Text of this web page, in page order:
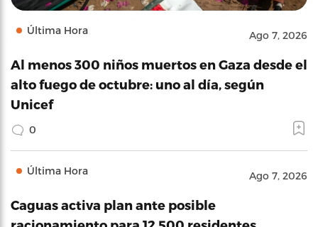
Última Hora Ago 7, 2026
Al menos 300 niños muertos en Gaza desde el
alto fuego de octubre: uno al día, según
Unicef
0
Última Hora Ago 7, 2026
Caguas activa plan ante posible